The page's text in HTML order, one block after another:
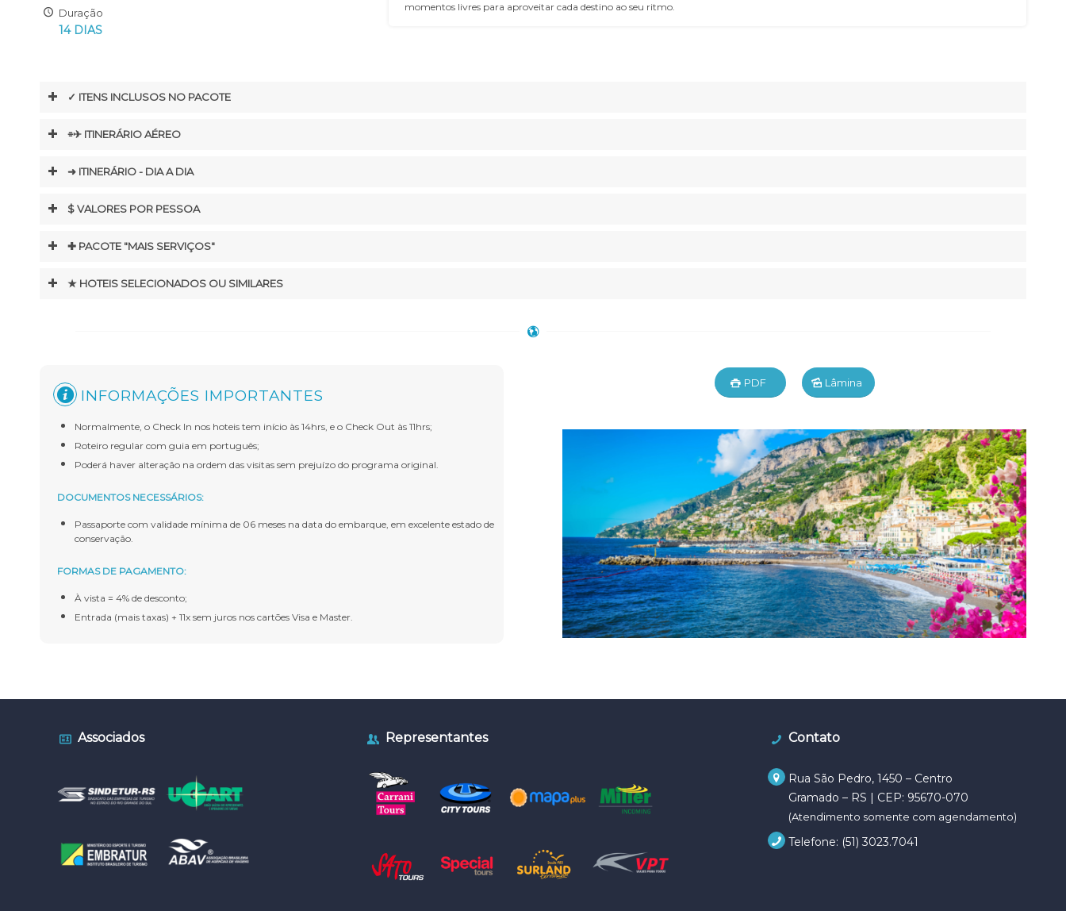
Duração
14 DIAS
momentos livres para aproveitar cada destino ao seu ritmo.
✓ ITENS INCLUSOS NO PACOTE
⌯✈︎ ITINERÁRIO AÉREO
➜ ITINERÁRIO - DIA A DIA
$ VALORES POR PESSOA
✚ PACOTE "MAIS SERVIÇOS"
★ HOTEIS SELECIONADOS OU SIMILARES
INFORMAÇÕES IMPORTANTES
Normalmente, o Check In nos hoteis tem início às 14hrs, e o Check Out às 11hrs;
Roteiro regular com guia em português;
Poderá haver alteração na ordem das visitas sem prejuízo do programa original.
DOCUMENTOS NECESSÁRIOS:
Passaporte com validade mínima de 06 meses na data do embarque, em excelente estado de
conservação.
FORMAS DE PAGAMENTO:
À vista = 4% de desconto;
Entrada (mais taxas) + 11x sem juros nos cartões Visa e Master.
PDF Lâmina
Associados Representantes Contato
Rua São Pedro, 1450 – Centro
Gramado – RS | CEP: 95670-070
(Atendimento somente com agendamento)
Telefone: (51) 3023.7041